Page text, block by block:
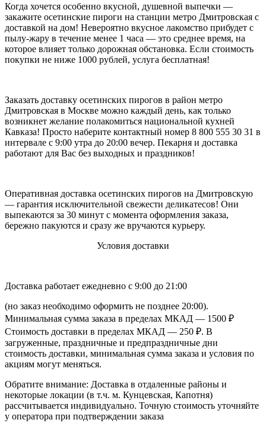
Когда хочется особенно вкусной, душевной выпечки —
закажите осетинские пироги на станции метро Дмитровская с
доставкой на дом! Невероятно вкусное лакомство прибудет с
пылу-жару в течение менее 1 часа — это среднее время, на
которое влияет только дорожная обстановка. Если стоимость
покупки не ниже 1000 рублей, услуга бесплатная!
Заказать доставку осетинских пирогов в район метро
Дмитровская в Москве можно каждый день, как только
возникнет желание полакомиться национальной кухней
Кавказа! Просто наберите контактный номер 8 800 555 30 31 в
интервале с 9:00 утра до 20:00 вечер. Пекарня и доставка
работают для Вас без выходных и праздников!
Оперативная доставка осетинских пирогов на Дмитровскую
— гарантия исключительной свежести деликатесов! Они
выпекаются за 30 минут с момента оформления заказа,
бережно пакуются и сразу же вручаются курьеру.
Условия доставки
Доставка работает ежедневно с 9:00 до 21:00
(но заказ необходимо оформить не позднее 20:00).
Минимальная сумма заказа в пределах МКАД — 1500 ₽
Стоимость доставки в пределах МКАД — 250 ₽. В
загруженные, праздничные и предпраздничные дни
стоимость доставки, минимальная сумма заказа и условия по
акциям могут меняться.
Обратите внимание: Доставка в отдаленные районы и
некоторые локации (в т.ч. м. Кунцевская, Капотня)
рассчитывается индивидуально. Точную стоимость уточняйте
у оператора при подтверждении заказа